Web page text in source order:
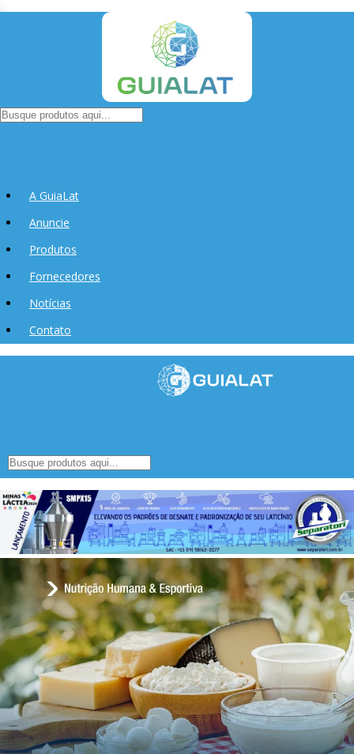
A GuiaLat
Anuncie
Produtos
Fornecedores
Notícias
Contato